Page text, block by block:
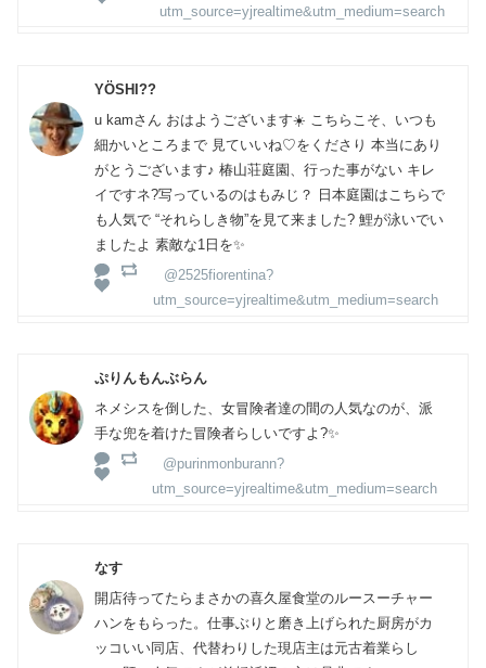
utm_source=yjrealtime&utm_medium=search
YÖSHI??
u kamさん おはようございます☀️ こちらこそ、いつも
細かいところまで 見ていいね♡をくださり 本当にあり
がとうございます♪ 椿山荘庭園、行った事がない キレ
イですネ?写っているのはもみじ？ 日本庭園はこちらで
も人気で “それらしき物”を見て来ました? 鯉が泳いでい
ましたよ 素敵な1日を✨
@2525fiorentina?
utm_source=yjrealtime&utm_medium=search
ぷりんもんぶらん
ネメシスを倒した、女冒険者達の間の人気なのが、派
手な兜を着けた冒険者らしいですよ?✨
@purinmonburann?
utm_source=yjrealtime&utm_medium=search
なす
開店待ってたらまさかの喜久屋食堂のルースーチャー
ハンをもらった。仕事ぶりと磨き上げられた厨房がカ
ッコいい同店、代替わりした現店主は元古着業らし